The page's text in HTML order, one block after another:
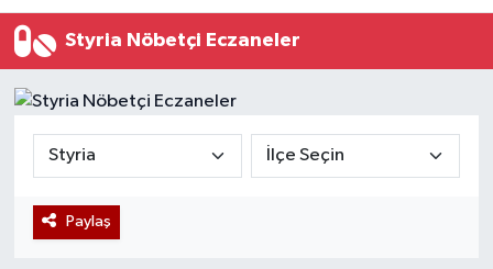
Styria Nöbetçi Eczaneler
Paylaş